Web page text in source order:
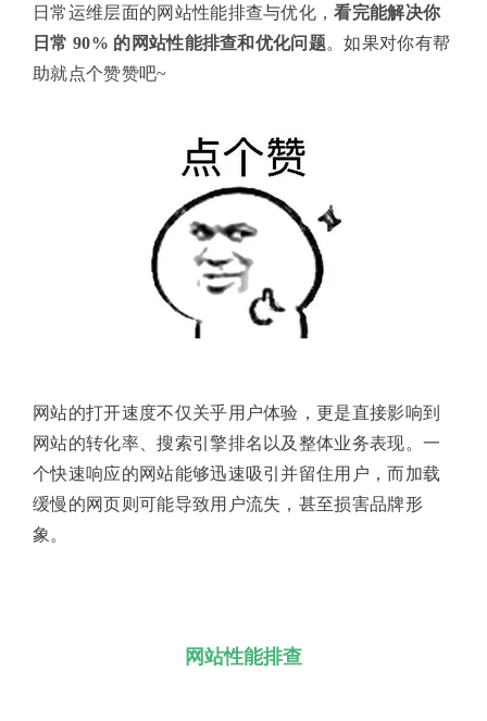
日常运维层面的网站性能排查与优化，看完能解决你
日常 90% 的网站性能排查和优化问题。如果对你有帮
助就点个赞赞吧~
网站的打开速度不仅关乎用户体验，更是直接影响到
网站的转化率、搜索引擎排名以及整体业务表现。一
个快速响应的网站能够迅速吸引并留住用户，而加载
缓慢的网页则可能导致用户流失，甚至损害品牌形
象。
网站性能排查